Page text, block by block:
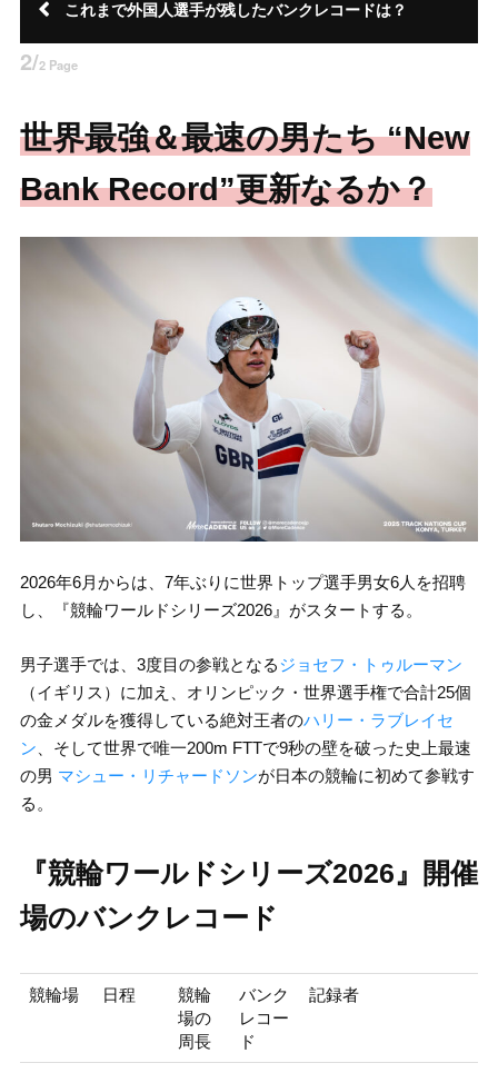
これまで外国人選手が残したバンクレコードは？
2/2 Page
世界最強＆最速の男たち “New
Bank Record”更新なるか？
2026年6月からは、7年ぶりに世界トップ選手男女6人を招聘
し、『競輪ワールドシリーズ2026』がスタートする。
男子選手では、3度目の参戦となるジョセフ・トゥルーマン
（イギリス）に加え、オリンピック・世界選手権で合計25個
の金メダルを獲得している絶対王者のハリー・ラブレイセ
ン 、そして世界で唯一200m FTTで9秒の壁を破った史上最速
の男 マシュー・リチャードソンが日本の競輪に初めて参戦す
る。
『競輪ワールドシリーズ2026』開催
場のバンクレコード
競輪場 日程
競輪
場の
周長
バンク
レコー
ド
記録者